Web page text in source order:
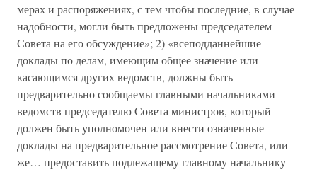
мерах и распоряжениях, с тем чтобы последние, в случае
надобности, могли быть предложены председателем
Совета на его обсуждение»; 2) «всеподданнейшие
доклады по делам, имеющим общее значение или
касающимся других ведомств, должны быть
предварительно сообщаемы главными начальниками
ведомств председателю Совета министров, который
должен быть уполномочен или внести означенные
доклады на предварительное рассмотрение Совета, или
же… предоставить подлежащему главному начальнику